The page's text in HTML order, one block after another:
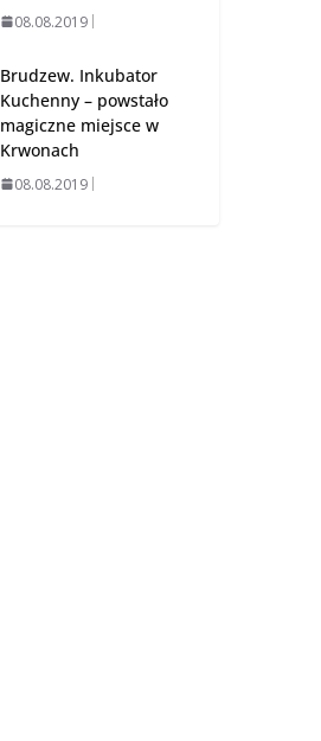
08.08.2019
Brudzew. Inkubator
Kuchenny – powstało
magiczne miejsce w
Krwonach
08.08.2019